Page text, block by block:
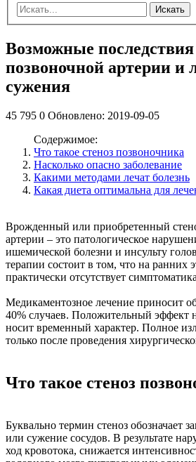
Искать
Возможные последствия
позвоночной артерии и
сужения
45 795 0 Обновлено: 2019-09-05
Содержимое:
Что такое стеноз позвоночника
Насколько опасно заболевание
Какими методами лечат болезнь
Какая диета оптимальна для
Врожденный или приобретенный
артерии – это патологическое
ишемической болезни и инсульту
терапии состоит в том, что на ранних
практически отсутствует
Медикаментозное лечение приносит
40% случаев. Положительный эффект
носит временный характер. Полное
только после проведения
Что такое стеноз
Буквально термин стеноз обозначает
или сужение сосудов. В результате
ход кровотока, снижается